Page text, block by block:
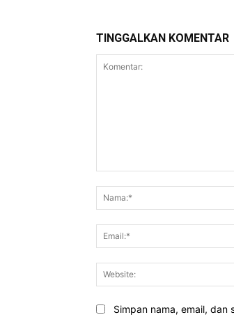
TINGGALKAN KOMENTAR
Simpan nama, email,